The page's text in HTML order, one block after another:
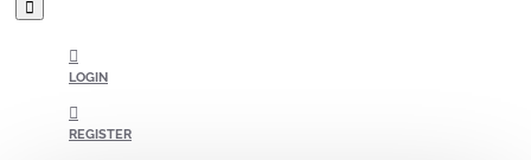
LOGIN
REGISTER